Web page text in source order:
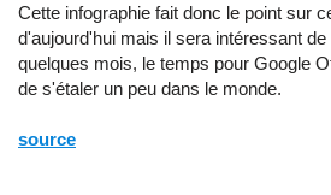
Cette infographie fait donc le point sur
d'aujourd'hui mais il sera intéressant de
quelques mois, le temps pour Google
de s'étaler un peu dans le monde.
source